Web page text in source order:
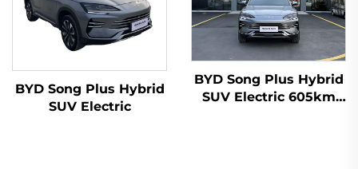
BYD Song Plus Hybrid
SUV Electric
BYD Song Plus Hybrid
SUV Electric 605km